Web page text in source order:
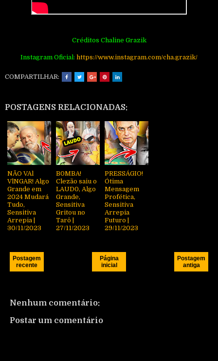
Créditos Chaline Grazik
Instagram Oficial: https://www.instagram.com/cha.grazik/
COMPARTILHAR:
POSTAGENS RELACIONADAS:
NÃO VAl
VlNGAR! Algo
Grande em
2024 Mudará
Tudo,
Sensitiva
Arrepia |
30/11/2023
B0MBA!
Clezão saiu o
LAUD0, Algo
Grande,
Sensitiva
Gritou no
Tarô |
27/11/2023
PRESSÁGIO!
Ótima
Mensagem
Profética,
Sensitiva
Arrepia
Futuro |
29/11/2023
Postagem
recente
Postagem
antiga
Página
inicial
Nenhum comentário:
Postar um comentário